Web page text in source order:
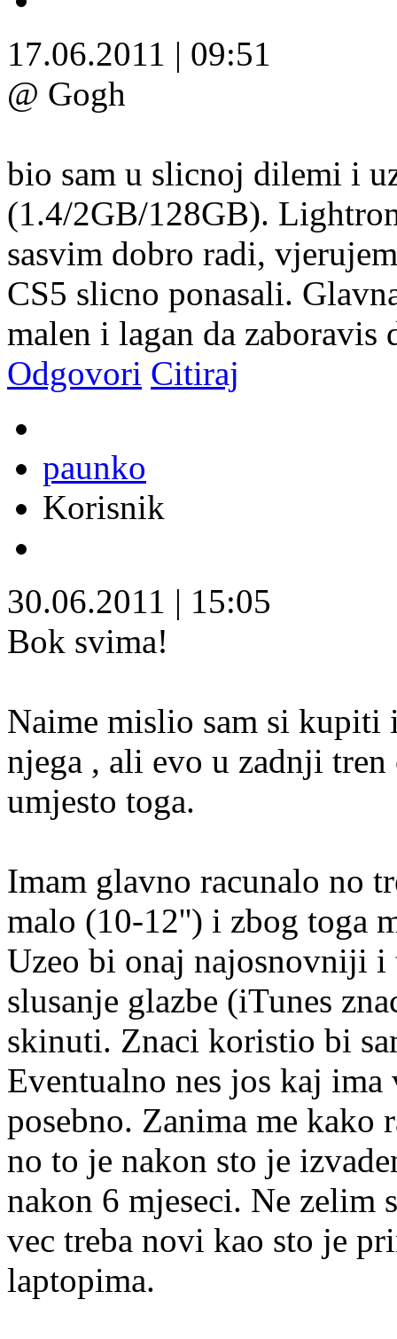
17.06.2011 | 09:51
@ Gogh
bio sam u slicnoj dilemi i
(1.4/2GB/128GB).
sasvim dobro radi,
CS5 slicno ponasali.
malen i lagan da zaboravis
Odgovori Citiraj
paunko
Korisnik
30.06.2011 | 15:05
Bok svima!
Naime mislio sam si kupiti
njega , ali evo u zadnji
umjesto toga.
Imam glavno racunalo no
malo (10-12'') i zbog toga
Uzeo bi onaj najosnovniji i
slusanje glazbe (iTunes
skinuti. Znaci koristio bi
Eventualno nes jos kaj
posebno. Zanima me
no to je nakon sto je
nakon 6 mjeseci. Ne zelim
vec treba novi kao sto je
laptopima.